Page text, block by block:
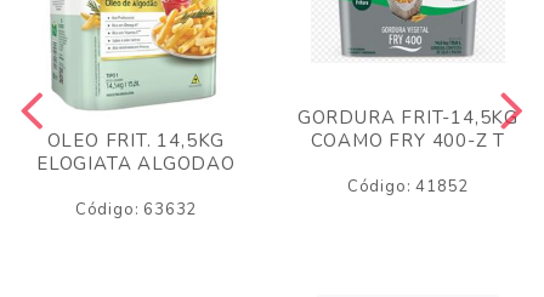
OLEO FRIT. 14,5KG
ELOGIATA ALGODAO
Código: 63632
GORDURA FRIT-14,5KG
COAMO FRY 400-Z T
Código: 41852